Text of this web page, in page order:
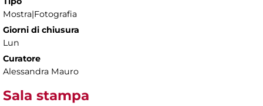
Mostra|Fotografia
Giorni di chiusura
Lun
Curatore
Alessandra Mauro
Sala stampa